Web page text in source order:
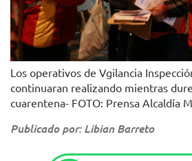
Los operativos de Vgilancia
continuaran realizando mientras
cuarentena- FOTO: Prensa Alcaldía
Publicado por: Libian Barreto